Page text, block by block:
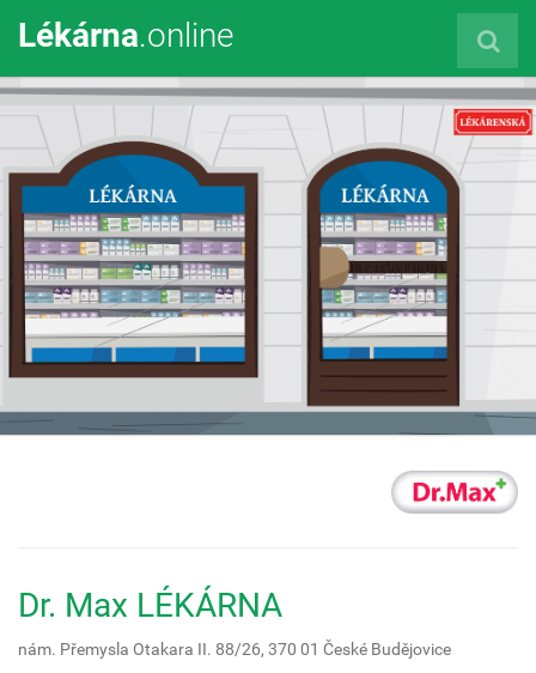
Lékárna.online
Dr. Max LÉKÁRNA
nám. Přemysla Otakara II. 88/26, 370 01 České Budějovice